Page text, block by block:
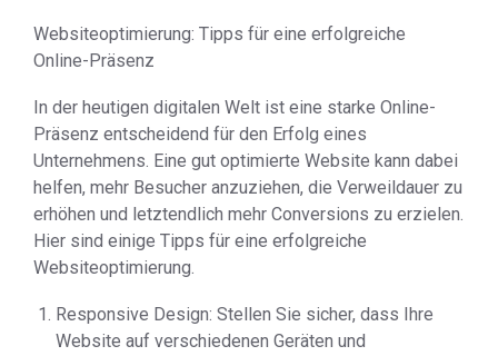
Websiteoptimierung: Tipps für eine erfolgreiche
Online-Präsenz
In der heutigen digitalen Welt ist eine starke Online-
Präsenz entscheidend für den Erfolg eines
Unternehmens. Eine gut optimierte Website kann dabei
helfen, mehr Besucher anzuziehen, die Verweildauer zu
erhöhen und letztendlich mehr Conversions zu erzielen.
Hier sind einige Tipps für eine erfolgreiche
Websiteoptimierung.
Responsive Design: Stellen Sie sicher, dass Ihre
Website auf verschiedenen Geräten und